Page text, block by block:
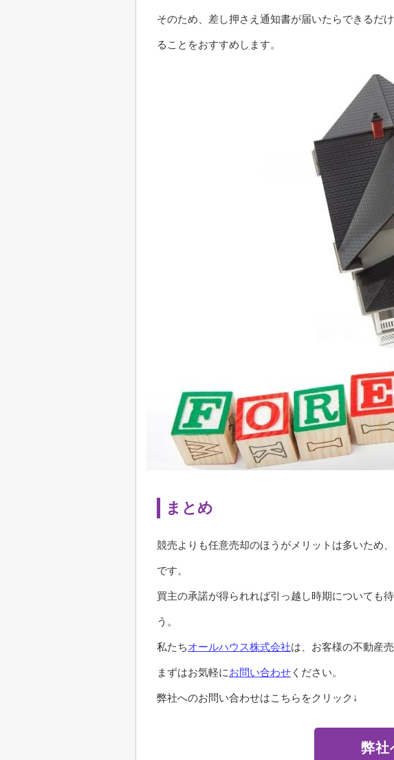
そのため、差し押さえ通知書が届いたらできるだ
ることをおすすめします。
まとめ
競売よりも任意売却のほうがメリットは多いため
です。
買主の承諾が得られれば引っ越し時期についても
う。
私たちオールハウス株式会社は、お客様の不動産
まずはお気軽にお問い合わせ ください。
弊社へのお問い合わせはこちらをクリック↓
弊社